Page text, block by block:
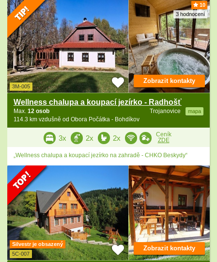
10
3 hodnocení
3M-005
Wellness chalupa a koupací jezírko - Radhošť
Trojanovice mapa
Max. 12 osob
114.3 km vzdušně od Obora Počátka - Bohdíkov
Zobrazit kontakty
3x 2x 2x
Ceník
ZDE
„Wellness chalupa a koupací jezírko na zahradě - CHKO Beskydy“
Silvestr je obsazený
5C-007
Zobrazit kontakty